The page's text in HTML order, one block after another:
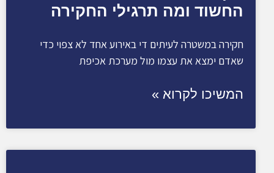
החשוד ומה תרגילי החקירה
חקירה במשטרה לעיתים די באירוע אחד לא צפוי כדי
שאדם ימצא את עצמו מול מערכת אכיפת
המשיכו לקרוא »